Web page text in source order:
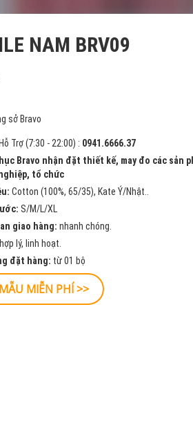
NAM BRV09
sở Bravo
Trợ (7:30 - 22:00) : 0941.6666.37
Bravo nhận đặt thiết kế, may đo các sản
tổ chức
Cotton (100%, 65/35), Kate Ý/Nhật..
S/M/L/XL
giao hàng:nhanh chóng.
hợp lý, linh hoạt.
đặt hàng: từ 01 bộ
MIỄN PHÍ >>